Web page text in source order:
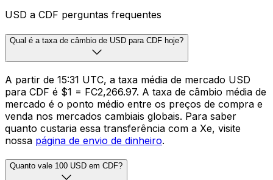
USD a CDF perguntas frequentes
Qual é a taxa de câmbio de USD para CDF hoje?
A partir de 15:31 UTC, a taxa média de mercado USD
para CDF é $1 = FC2,266.97. A taxa de câmbio média de
mercado é o ponto médio entre os preços de compra e
venda nos mercados cambiais globais. Para saber
quanto custaria essa transferência com a Xe, visite
nossa página de envio de dinheiro.
Quanto vale 100 USD em CDF?